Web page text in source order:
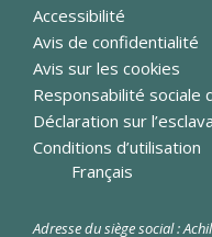
Accessibilité
Avis de confidentialité
Avis sur les cookies
Responsabilité sociale
Déclaration sur
Conditions d’utilisation
Français
Adresse du siège social :